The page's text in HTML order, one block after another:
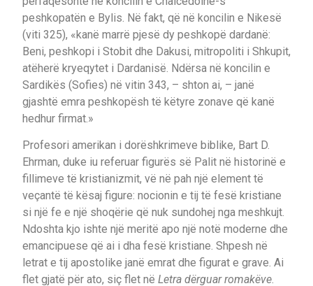
peshkopatën e Bylis. Në fakt, që në koncilin e Nikesë
(viti 325), «kanë marrë pjesë dy peshkopë dardanë:
Beni, peshkopi i Stobit dhe Dakusi, mitropoliti i Shkupit,
atëherë kryeqytet i Dardanisë. Ndërsa në koncilin e
Sardikës (Sofies) në vitin 343, – shton ai, – janë
gjashtë emra peshkopësh të këtyre zonave që kanë
hedhur firmat.»
Profesori amerikan i dorëshkrimeve biblike, Bart D.
Ehrman, duke iu referuar figurës së Palit në historinë e
fillimeve të kristianizmit, vë në pah një element të
veçantë të kësaj figure: nocionin e tij të fesë kristiane
si një fe e një shoqërie që nuk sundohej nga meshkujt.
Ndoshta kjo ishte një meritë apo një notë moderne dhe
emancipuese që ai i dha fesë kristiane. Shpesh në
letrat e tij apostolike janë emrat dhe figurat e grave. Ai
flet gjatë për ato, siç flet në Letra dërguar romakëve.